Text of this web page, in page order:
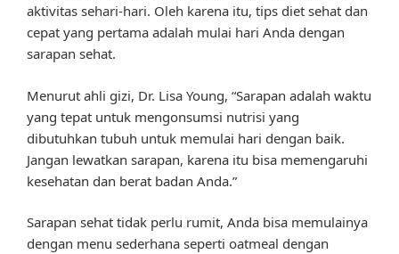
aktivitas sehari-hari. Oleh karena itu, tips diet sehat dan
cepat yang pertama adalah mulai hari Anda dengan
sarapan sehat.
Menurut ahli gizi, Dr. Lisa Young, “Sarapan adalah waktu
yang tepat untuk mengonsumsi nutrisi yang
dibutuhkan tubuh untuk memulai hari dengan baik.
Jangan lewatkan sarapan, karena itu bisa memengaruhi
kesehatan dan berat badan Anda.”
Sarapan sehat tidak perlu rumit, Anda bisa memulainya
dengan menu sederhana seperti oatmeal dengan